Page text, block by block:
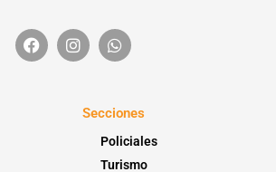
Secciones
Policiales
Turismo